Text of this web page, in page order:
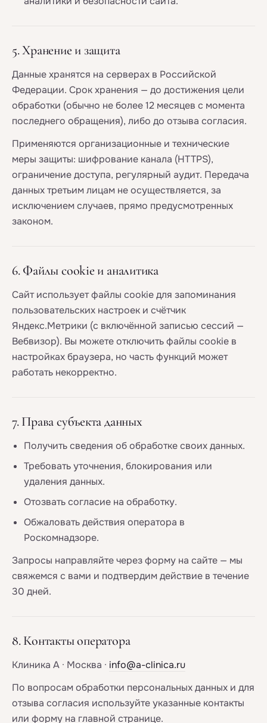
5. Хранение и защита
Данные хранятся на серверах в Российской
Федерации. Срок хранения — до достижения цели
обработки (обычно не более 12 месяцев с момента
последнего обращения), либо до отзыва согласия.
Применяются организационные и технические
меры защиты: шифрование канала (HTTPS),
ограничение доступа, регулярный аудит. Передача
данных третьим лицам не осуществляется, за
исключением случаев, прямо предусмотренных
законом.
6. Файлы cookie и аналитика
Сайт использует файлы cookie для запоминания
пользовательских настроек и счётчик
Яндекс.Метрики (с включённой записью сессий —
Вебвизор). Вы можете отключить файлы cookie в
настройках браузера, но часть функций может
работать некорректно.
7. Права субъекта данных
Получить сведения об обработке своих данных.
Требовать уточнения, блокирования или
удаления данных.
Отозвать согласие на обработку.
Обжаловать действия оператора в
Роскомнадзоре.
Запросы направляйте через форму на сайте — мы
свяжемся с вами и подтвердим действие в течение
30 дней.
8. Контакты оператора
Клиника А · Москва · info@a-clinica.ru
По вопросам обработки персональных данных и для
отзыва согласия используйте указанные контакты
или форму на главной странице.